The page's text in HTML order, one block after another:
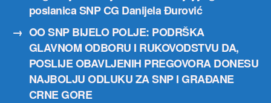
poslanica SNP CG Danijela Đurović
→ OO SNP BIJELO POLJE: PODRŠKA
GLAVNOM ODBORU I RUKOVODSTVU DA,
POSLIJE OBAVLJENIH PREGOVORA DONESU
NAJBOLJU ODLUKU ZA SNP I GRAĐANE
CRNE GORE